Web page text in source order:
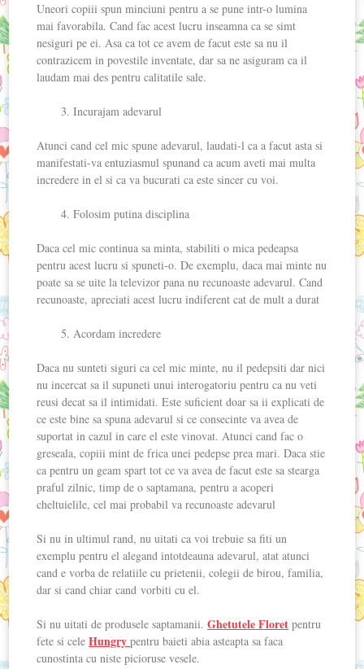
Uneori copiii spun minciuni pentru a se pune intr-o lumina
mai favorabila. Cand fac acest lucru inseamna ca se simt
nesiguri pe ei. Asa ca tot ce avem de facut este sa nu il
contrazicem in povestile inventate, dar sa ne asiguram ca il
laudam mai des pentru calitatile sale.
Incurajam adevarul
Atunci cand cel mic spune adevarul, laudati-l ca a facut asta si
manifestati-va entuziasmul spunand ca acum aveti mai multa
incredere in el si ca va bucurati ca este sincer cu voi.
Folosim putina disciplina
Daca cel mic continua sa minta, stabiliti o mica pedeapsa
pentru acest lucru si spuneti-o. De exemplu, daca mai minte nu
poate sa se uite la televizor pana nu recunoaste adevarul. Cand
recunoaste, apreciati acest lucru indiferent cat de mult a durat
Acordam incredere
Daca nu sunteti siguri ca cel mic minte, nu il pedepsiti dar nici
nu incercat sa il supuneti unui interogatoriu pentru ca nu veti
reusi decat sa il intimidati. Este suficient doar sa ii explicati de
ce este bine sa spuna adevarul si ce consecinte va avea de
suportat in cazul in care el este vinovat. Atunci cand fac o
greseala, copiii mint de frica unei pedepse prea mari. Daca stie
ca pentru un geam spart tot ce va avea de facut este sa stearga
praful zilnic, timp de o saptamana, pentru a acoperi
cheltuielile, cel mai probabil va recunoaste adevarul
Si nu in ultimul rand, nu uitati ca voi trebuie sa fiti un
exemplu pentru el alegand intotdeauna adevarul, atat atunci
cand e vorba de relatiile cu prietenii, colegii de birou, familia,
dar si cand chiar cand vorbiti cu el.
Si nu uitati de produsele saptamanii.Ghetutele Floret pentru
fete si celeHungry pentru baieti abia asteapta sa faca
cunostinta cu niste picioruse vesele.